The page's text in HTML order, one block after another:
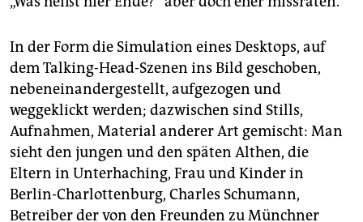
In der Form die Simulation eines Desktops, auf
dem Talking-Head-Szenen ins Bild geschoben,
nebeneinandergestellt, aufgezogen und
weggeklickt werden; dazwischen sind Stills,
Aufnahmen, Material anderer Art gemischt: Man
sieht den jungen und den späten Althen, die
Eltern in Unterhaching, Frau und Kinder in
Berlin-Charlottenburg, Charles Schumann,
Betreiber der von den Freunden zu Münchner